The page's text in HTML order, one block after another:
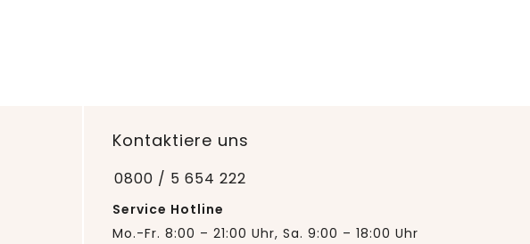
Kontaktiere uns
0800 / 5 654 222
Service Hotline
Mo.-Fr. 8:00 – 21:00 Uhr, Sa. 9:00 – 18:00 Uhr